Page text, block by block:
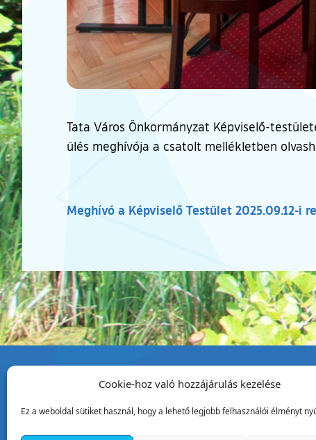
Cookie-hoz való hozzájárulás kezelése
Ez a weboldal sütiket használ, hogy a lehető legjobb felhasználói élményt
Tata Város Önkormányzat Képviselő-
ülés meghívója a csatolt mellékletben
Meghívó a Képviselő Testület 2025.09.12-i
Tata Város
2890 Tata, Kossuth tér 1.